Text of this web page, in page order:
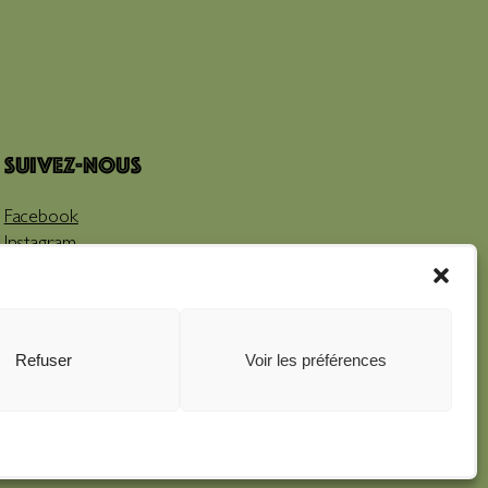
Refuser Voir les préférences
Suivez-nous
Facebook
Instagram